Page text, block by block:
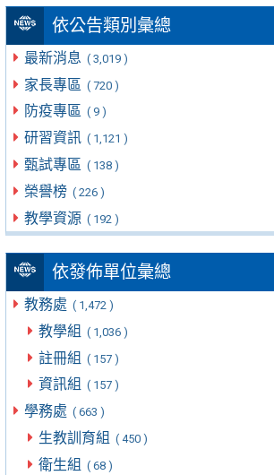
依公告類別彙總
最新消息 ( 3,019 )
家長專區 ( 720 )
防疫專區 ( 9 )
研習資訊 ( 1,121 )
甄試專區 ( 138 )
榮譽榜 ( 226 )
教學資源 ( 192 )
依發佈單位彙總
教務處 ( 1,472 )
教學組 ( 1,036 )
註冊組 ( 157 )
資訊組 ( 157 )
學務處 ( 663 )
生教訓育組 ( 450 )
衛生組 ( 68 )